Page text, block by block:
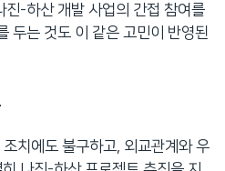
진-하산 개발 사업의 간접 참여를
두는 것도 이 같은 고민이 반영된
치에도 불구하고, 외교관계와 우